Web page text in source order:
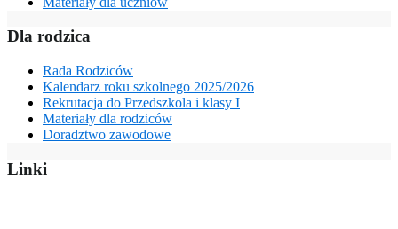
Dla rodzica
Rada Rodziców
Kalendarz roku szkolnego 2025/2026
Rekrutacja do Przedszkola i klasy I
Materiały dla rodziców
Doradztwo zawodowe
Linki